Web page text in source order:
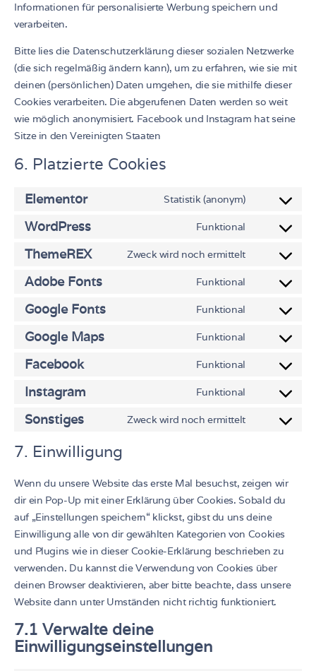
Informationen für personalisierte Werbung speichern und
verarbeiten.
Bitte lies die Datenschutzerklärung dieser sozialen Netzwerke
(die sich regelmäßig ändern kann), um zu erfahren, wie sie mit
deinen (persönlichen) Daten umgehen, die sie mithilfe dieser
Cookies verarbeiten. Die abgerufenen Daten werden so weit
wie möglich anonymisiert. Facebook und Instagram hat seine
Sitze in den Vereinigten Staaten
6. Platzierte Cookies
Elementor Statistik (anonym)
WordPress Funktional
ThemeREX Zweck wird noch ermittelt
Adobe Fonts Funktional
Google Fonts Funktional
Google Maps Funktional
Facebook Funktional
Instagram Funktional
Sonstiges Zweck wird noch ermittelt
7. Einwilligung
Wenn du unsere Website das erste Mal besuchst, zeigen wir
dir ein Pop-Up mit einer Erklärung über Cookies. Sobald du
auf „Einstellungen speichern“ klickst, gibst du uns deine
Einwilligung alle von dir gewählten Kategorien von Cookies
und Plugins wie in dieser Cookie-Erklärung beschrieben zu
verwenden. Du kannst die Verwendung von Cookies über
deinen Browser deaktivieren, aber bitte beachte, dass unsere
Website dann unter Umständen nicht richtig funktioniert.
7.1 Verwalte deine
Einwilligungseinstellungen